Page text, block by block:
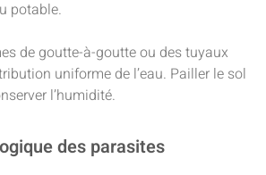
potable.
de goutte-à-goutte ou des tuyaux
uniforme de l’eau. Pailler le sol
l’humidité.
des parasites